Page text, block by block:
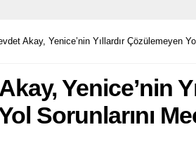
Akay, Yenice’nin Yıllardır Çözülemeyen
Yenice’nin
Sorunlarını